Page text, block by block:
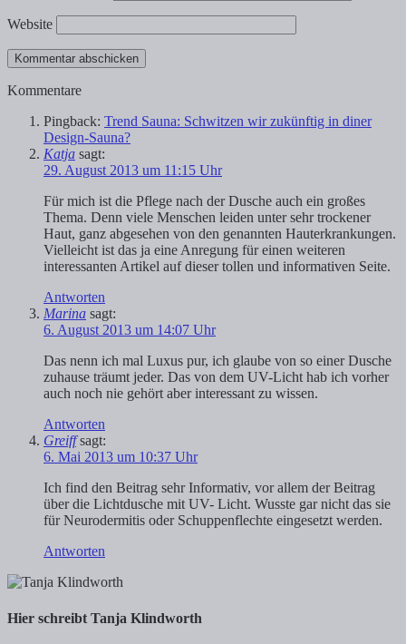
Website
Kommentare
Pingback: Trend Sauna: Schwitzen wir zukünftig in diner
Design-Sauna?
Katja sagt:
29. August 2013 um 11:15 Uhr
Für mich ist die Pflege nach der Dusche auch ein großes
Thema. Denn viele Menschen leiden unter sehr trockener
Haut, ganz abgesehen von den genannten Hauterkrankungen.
Vielleicht ist das ja eine Anregung für einen weiteren
interessanten Artikel auf dieser tollen und informativen Seite.
Antworten
Marina sagt:
6. August 2013 um 14:07 Uhr
Das nenn ich mal Luxus pur, ich glaube von so einer Dusche
zuhause träumt jeder. Das von dem UV-Licht hab ich vorher
auch noch nie gehört aber interessant zu wissen.
Antworten
Greiff sagt:
6. Mai 2013 um 10:37 Uhr
Ich find den Beitrag sehr Informativ, vor allem der Beitrag
über die Lichtdusche mit UV- Licht. Wusste gar nicht das sie
für Neurodermitis oder Schuppenflechte eingesetzt werden.
Antworten
Hier schreibt Tanja Klindworth